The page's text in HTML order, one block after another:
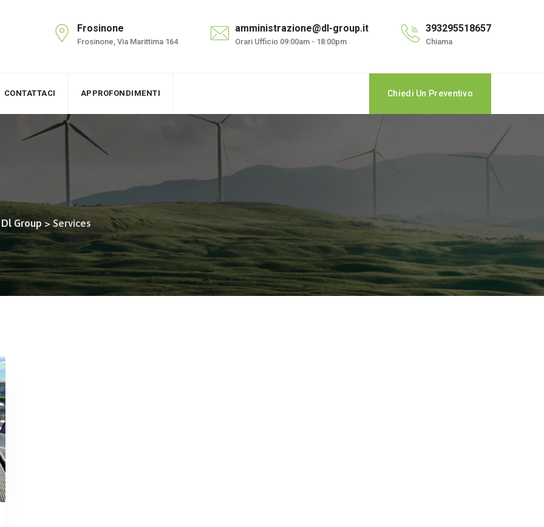
Frosinone
Frosinone, Via Marittima 164
amministrazione@dl-group.it
Orari Ufficio 09:00am - 18:00pm
393295518657
Chiama
CONTATTACI APPROFONDIMENTI Chiedi Un Preventivo
Group > Services